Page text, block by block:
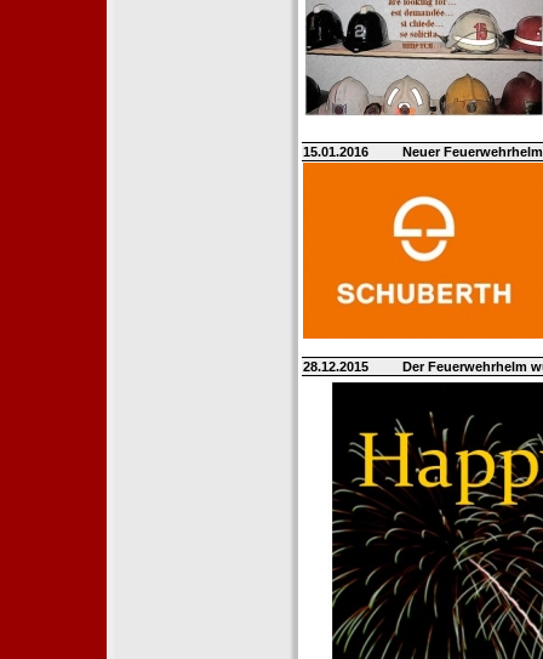
15.01.2016 Neuer
28.12.2015 Der Feuerwehrhelm